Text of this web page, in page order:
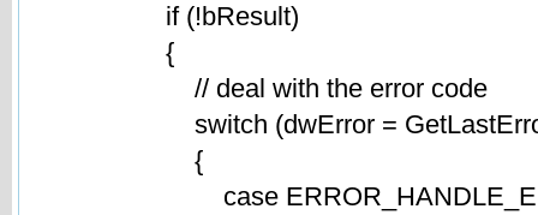
if (!bResult)
{
// deal with the error code
switch (dwError =
{
case